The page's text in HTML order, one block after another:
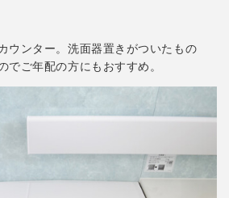
ウンター。洗面器置きがついたもの
でご年配の方にもおすすめ。